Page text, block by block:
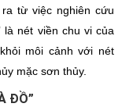
từ việc nghiên cứu
là nét viền chu vi của
môi cảnh với nét
mặc sơn thủy.
ĐỒ”